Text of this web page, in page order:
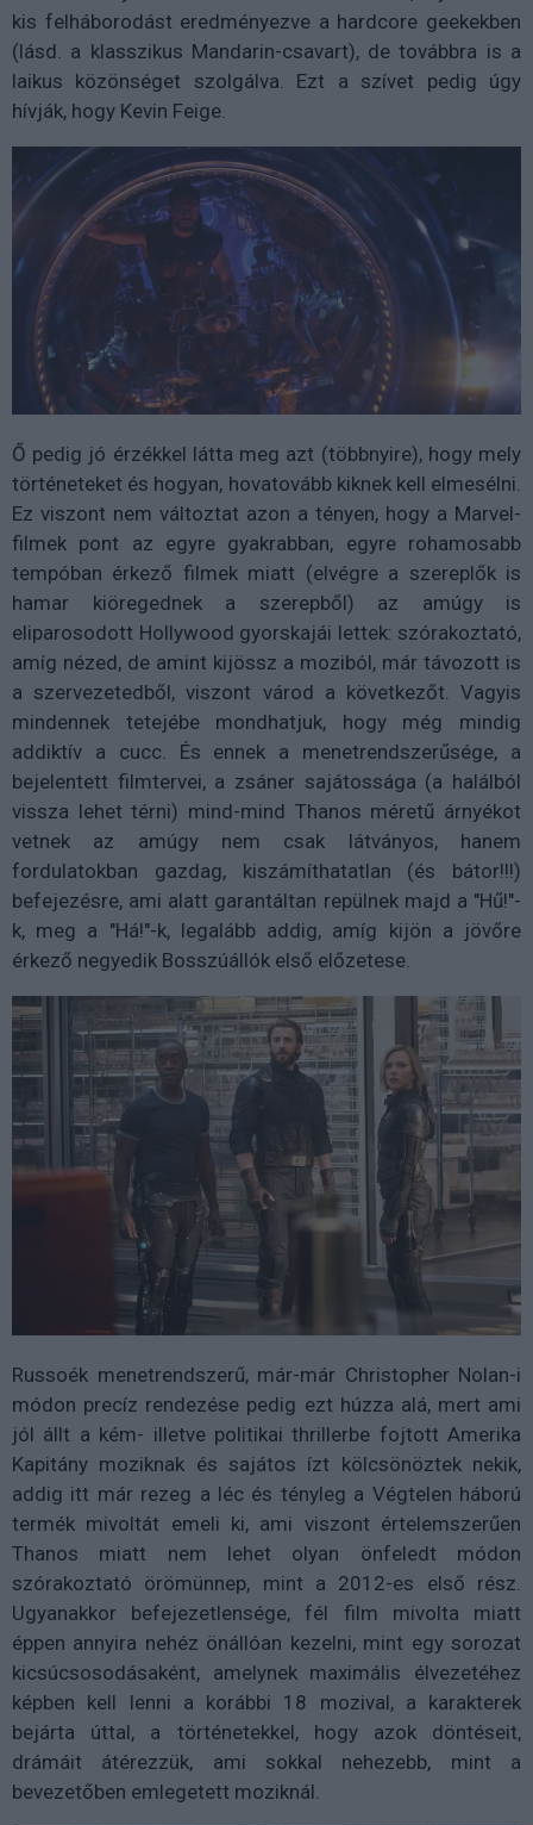
kis felháborodást eredményezve a hardcore geekekben
(lásd. a klasszikus Mandarin-csavart), de továbbra is a
laikus közönséget szolgálva. Ezt a szívet pedig úgy
hívják, hogy Kevin Feige.
Ő pedig jó érzékkel látta meg azt (többnyire), hogy mely
történeteket és hogyan, hovatovább kiknek kell elmesélni.
Ez viszont nem változtat azon a tényen, hogy a Marvel-
filmek pont az egyre gyakrabban, egyre rohamosabb
tempóban érkező filmek miatt (elvégre a szereplők is
hamar kiöregednek a szerepből) az amúgy is
eliparosodott Hollywood gyorskajái lettek: szórakoztató,
amíg nézed, de amint kijössz a moziból, már távozott is
a szervezetedből, viszont várod a következőt. Vagyis
mindennek tetejébe mondhatjuk, hogy még mindig
addiktív a cucc. És ennek a menetrendszerűsége, a
bejelentett filmtervei, a zsáner sajátossága (a halálból
vissza lehet térni) mind-mind Thanos méretű árnyékot
vetnek az amúgy nem csak látványos, hanem
fordulatokban gazdag, kiszámíthatatlan (és bátor!!!)
befejezésre, ami alatt garantáltan repülnek majd a "Hű!"-
k, meg a "Há!"-k, legalább addig, amíg kijön a jövőre
érkező negyedik Bosszúállók első előzetese.
Russoék menetrendszerű, már-már Christopher Nolan-i
módon precíz rendezése pedig ezt húzza alá, mert ami
jól állt a kém- illetve politikai thrillerbe fojtott Amerika
Kapitány moziknak és sajátos ízt kölcsönöztek nekik,
addig itt már rezeg a léc és tényleg a Végtelen háború
termék mivoltát emeli ki, ami viszont értelemszerűen
Thanos miatt nem lehet olyan önfeledt módon
szórakoztató örömünnep, mint a 2012-es első rész.
Ugyanakkor befejezetlensége, fél film mivolta miatt
éppen annyira nehéz önállóan kezelni, mint egy sorozat
kicsúcsosodásaként, amelynek maximális élvezetéhez
képben kell lenni a korábbi 18 mozival, a karakterek
bejárta úttal, a történetekkel, hogy azok döntéseit,
drámáit átérezzük, ami sokkal nehezebb, mint a
bevezetőben emlegetett moziknál.